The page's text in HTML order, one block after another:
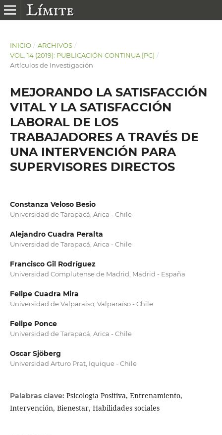
INICIO / ARCHIVOS /
VOL. 14 (2019): PUBLICACIÓN CONTINUA [PC] /
Artículos de Investigación
MEJORANDO LA SATISFACCIÓN
VITAL Y LA SATISFACCIÓN
LABORAL DE LOS
TRABAJADORES A TRAVÉS DE
UNA INTERVENCIÓN PARA
SUPERVISORES DIRECTOS
Constanza Veloso Besio
Universidad de Tarapacá, Arica - Chile
Alejandro Cuadra Peralta
Universidad de Tarapacá, Arica - Chile
Francisco Gil Rodríguez
Universidad Complutense de Madrid, Madrid - España
Felipe Cuadra Mira
Universidad de Valparaíso, Valparaíso - Chile
Felipe Ponce
Universidad de Tarapacá, Arica - Chile
Oscar Sjöberg
Universidad Arturo Prat, Iquique - Chile
Palabras clave: Psicología Positiva, Entrenamiento,
Intervención, Bienestar, Habilidades sociales